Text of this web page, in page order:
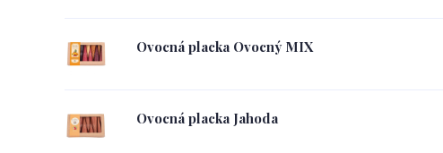
Ovocná placka Ovocný MIX
Ovocná placka Jahoda